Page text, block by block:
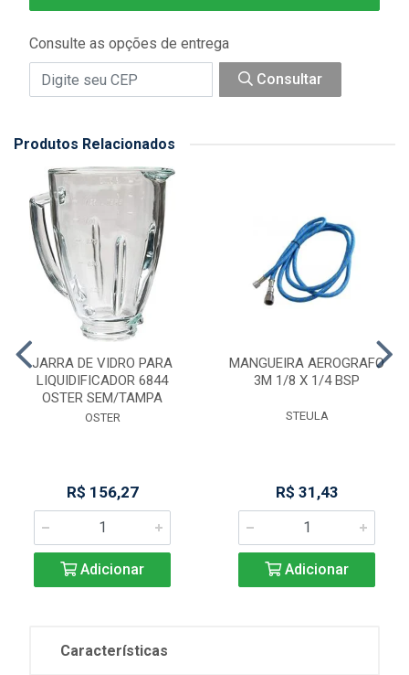
Consulte as opções de entrega
Consultar
Produtos Relacionados
JARRA DE VIDRO PARA
LIQUIDIFICADOR 6844
OSTER SEM/TAMPA
OSTER
R$ 156,27
Adicionar
MANGUEIRA AEROGRAFO
3M 1/8 X 1/4 BSP
STEULA
R$ 31,43
Adicionar
Características